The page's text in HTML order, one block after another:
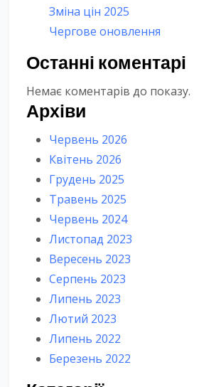
Зміна цін 2025
Чергове оновлення
Останні коментарі
Немає коментарів до показу.
Архіви
Червень 2026
Квітень 2026
Грудень 2025
Травень 2025
Червень 2024
Листопад 2023
Вересень 2023
Серпень 2023
Липень 2023
Лютий 2023
Липень 2022
Березень 2022